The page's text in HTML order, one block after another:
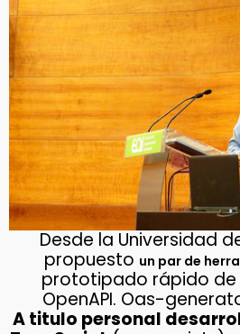
Desde la Universidad
propuesto un par de
prototipado rápido
OpenAPI. Oas-
A titulo personal